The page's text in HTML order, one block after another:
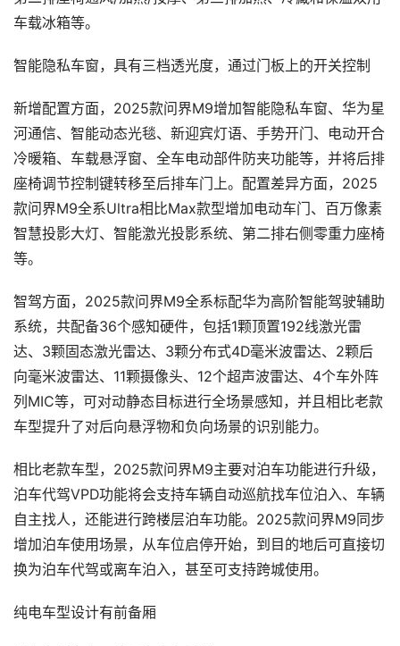
车载冰箱等。
智能隐私车窗，具有三档透光度，通过门板上的开关控制
新增配置方面，2025款问界M9增加智能隐私车窗、华为星
河通信、智能动态光毯、新迎宾灯语、手势开门、电动开合
冷暖箱、车载悬浮窗、全车电动部件防夹功能等，并将后排
座椅调节控制键转移至后排车门上。配置差异方面，2025
款问界M9全系Ultra相比Max款型增加电动车门、百万像素
智慧投影大灯、智能激光投影系统、第二排右侧零重力座⁠椅
等。
智驾方面，2025款问界M9全系标配华为高阶智能驾驶辅助
系统，共配备36个感知硬件，包括1颗顶置192线激光雷
达、3颗固态激光雷达、3颗分布式4D毫米波雷达、2颗后
向毫米波雷达、11颗摄像头、12个超声波雷达、4个车外阵
列MIC等，可对动静态目标进行全场景感知，并且相比老款
车型提升了对后向悬浮物和负向场景的识别能力。
相比老款车型，2025款问界M9主要对泊车功能进行升级，
泊车代驾VPD功能将会支持车辆自动巡航找车位泊入、车辆
自主找人，还能进行跨楼层泊车功能。2025款问界M9同步
增加泊车使用场景，从车位启停开始，到目的地后可直接切
换为泊车代驾或离车泊入，甚至可支持跨城使用。
纯电车型设计有前备厢